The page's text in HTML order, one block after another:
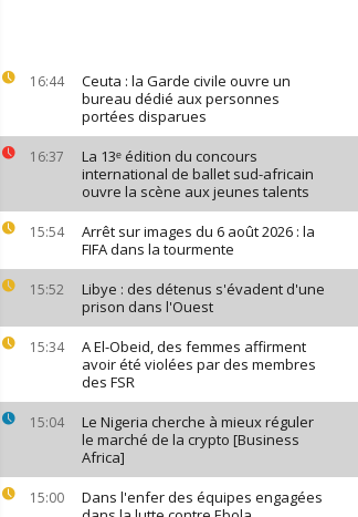
16:44
Ceuta : la Garde civile ouvre un
bureau dédié aux personnes
portées disparues
16:37
La 13ᵉ édition du concours
international de ballet sud-africain
ouvre la scène aux jeunes talents
15:54
Arrêt sur images du 6 août 2026 : la
FIFA dans la tourmente
15:52
Libye : des détenus s'évadent d'une
prison dans l'Ouest
15:34
A El-Obeid, des femmes affirment
avoir été violées par des membres
des FSR
15:04
Le Nigeria cherche à mieux réguler
le marché de la crypto [Business
Africa]
15:00
Dans l'enfer des équipes engagées